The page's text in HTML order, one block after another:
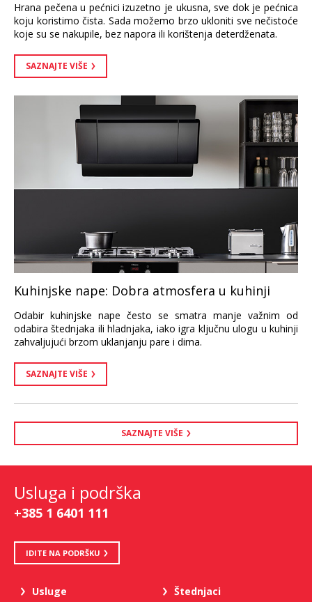
Hrana pečena u pećnici izuzetno je ukusna, sve dok je pećnica
koju koristimo čista. Sada možemo brzo ukloniti sve nečistoće
koje su se nakupile, bez napora ili korištenja deterdženata.
SAZNAJTE VIŠE
Kuhinjske nape: Dobra atmosfera u kuhinji
Odabir kuhinjske nape često se smatra manje važnim od
odabira štednjaka ili hladnjaka, iako igra ključnu ulogu u kuhinji
zahvaljujući brzom uklanjanju pare i dima.
SAZNAJTE VIŠE
SAZNAJTE VIŠE
Usluga i podrška
+385 1 6401 111
IDITE NA PODRŠKU
Usluge Štednjaci